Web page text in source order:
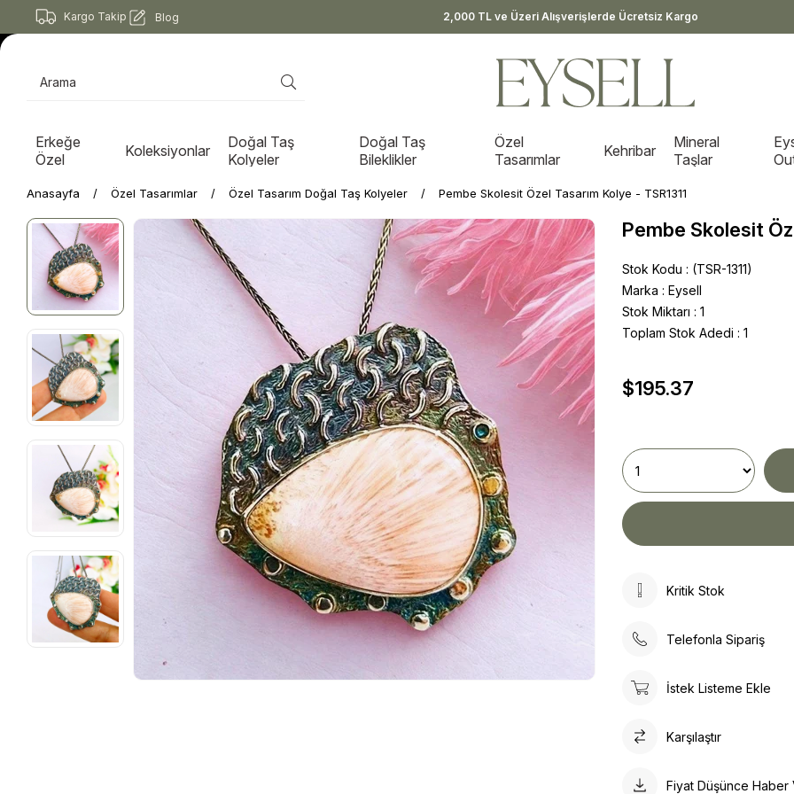
Kargo Takip Blog 2,000 TL ve Üzeri Alışverişlerde Ücretsiz Kargo
Erkeğe
Özel
Koleksiyonlar
Doğal Taş
Kolyeler
Doğal Taş
Bileklikler
Özel
Tasarımlar
Kehribar
Mineral
Taşlar
Anasayfa Özel Tasarımlar Özel Tasarım Doğal Taş Kolyeler Pembe Skolesit Özel Tasarım Kolye - TSR1311
Pembe Skolesit
Stok Kodu
(TSR-1311)
Marka : Eysell
Stok Miktarı : 1
Toplam Stok Adedi : 1
$195.37
Kritik Stok
Telefonla Sipariş
İstek Listeme Ekle
Karşılaştır
Fiyat Düşünce Haber